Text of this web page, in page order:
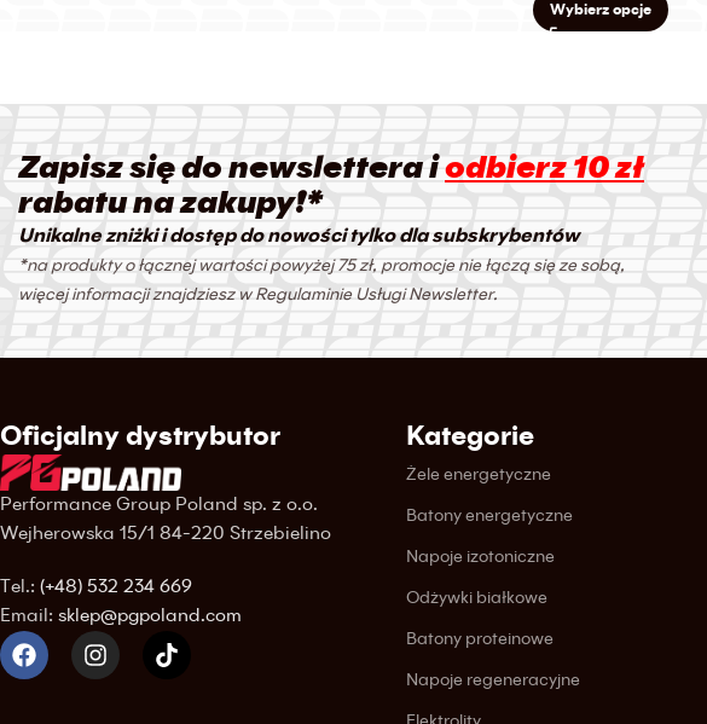
Wybierz opcje
Zapisz się do newslettera iodbierz 10 zł
rabatu na zakupy!*
Unikalne zniżki i dostęp do nowości tylko dla subskrybentów
*na produkty o łącznej wartości powyżej 75 zł, promocje nie łączą się ze sobą,
więcej informacji znajdziesz w Regulaminie Usługi Newsletter.
Oficjalny dystrybutor
Performance Group Poland sp. z o.o.
Wejherowska 15/1 84-220 Strzebielino
Tel.: (+48) 532 234 669
Email: sklep@pgpoland.com
Kategorie
Żele energetyczne
Batony energetyczne
Napoje izotoniczne
Odżywki białkowe
Batony proteinowe
Napoje regeneracyjne